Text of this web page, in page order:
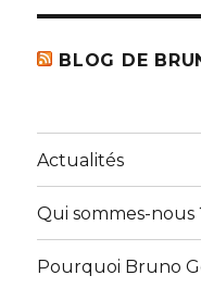
BLOG DE
Actualités
Qui sommes-nous
Pourquoi Bruno